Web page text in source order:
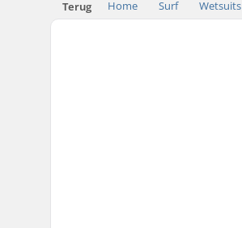
Terug Home Surf Wetsuits